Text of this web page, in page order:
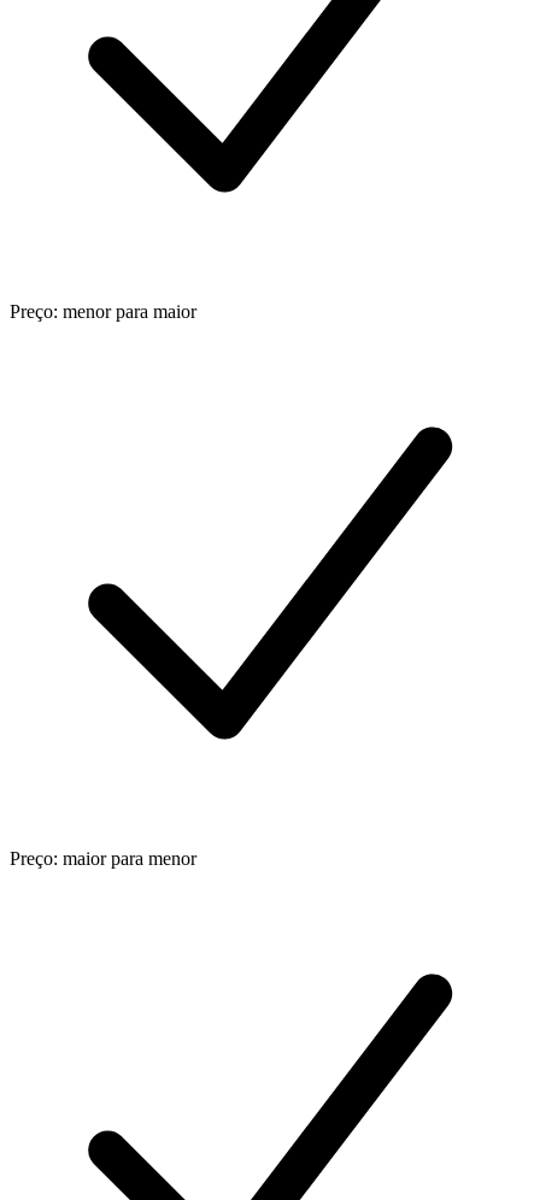
Preço: menor para maior
Preço: maior para menor